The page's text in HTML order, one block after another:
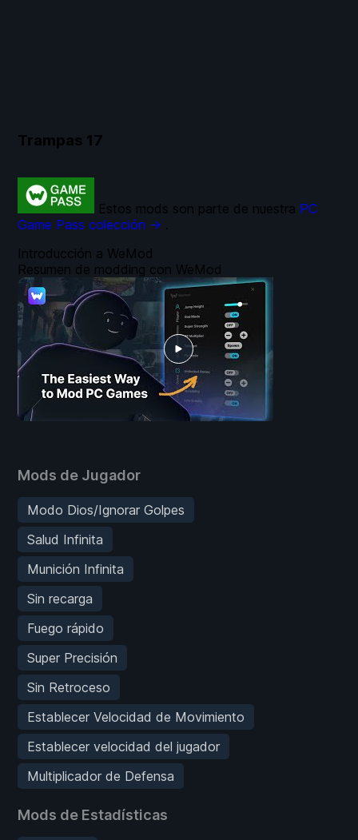
Trampas 17
Mods de Jugador
Modo Dios/Ignorar Golpes
Salud Infinita
Munición Infinita
Sin recarga
Fuego rápido
Super Precisión
Sin Retroceso
Establecer Velocidad de Movimiento
Establecer velocidad del jugador
Multiplicador de Defensa
Mods de Estadísticas
Introducción a WeMod
Resumen de modding con WeMod
Estos mods son parte de nuestra PC
Game Pass colección → .